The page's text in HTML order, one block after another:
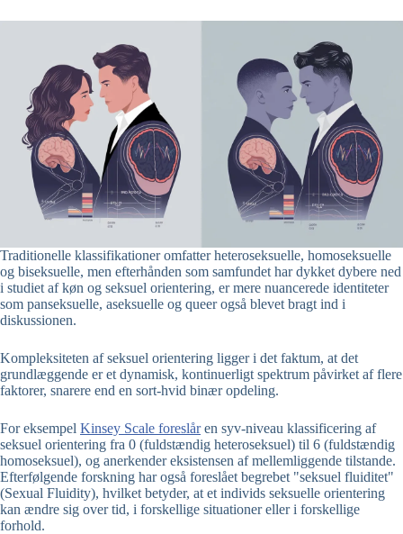
Traditionelle klassifikationer omfatter heteroseksuelle, homoseksuelle
og biseksuelle, men efterhånden som samfundet har dykket dybere ned
i studiet af køn og seksuel orientering, er mere nuancerede identiteter
som panseksuelle, aseksuelle og queer også blevet bragt ind i
diskussionen.
Kompleksiteten af seksuel orientering ligger i det faktum, at det
grundlæggende er et dynamisk, kontinuerligt spektrum påvirket af flere
faktorer, snarere end en sort-hvid binær opdeling.
For eksempel Kinsey Scale foreslåren syv-niveau klassificering af
seksuel orientering fra 0 (fuldstændig heteroseksuel) til 6 (fuldstændig
homoseksuel), og anerkender eksistensen af mellemliggende tilstande.
Efterfølgende forskning har også foreslået begrebet "seksuel fluiditet"
(Sexual Fluidity), hvilket betyder, at et individs seksuelle orientering
kan ændre sig over tid, i forskellige situationer eller i forskellige
forhold.